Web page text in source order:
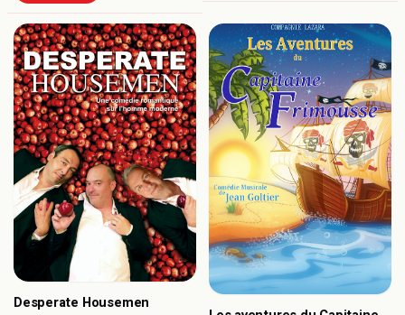
Desperate Housemen